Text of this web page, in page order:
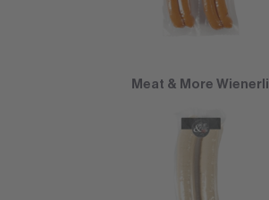
Meat & More Wienerli